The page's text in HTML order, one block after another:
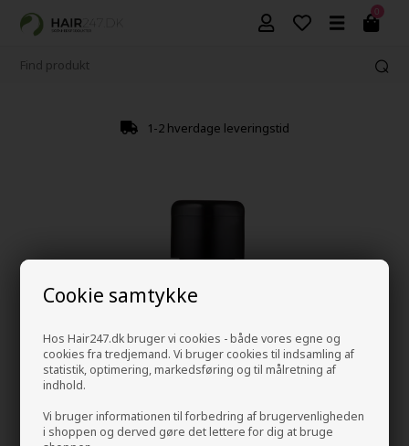
Cookie samtykke
Hos Hair247.dk bruger vi cookies - både vores egne og
cookies fra tredjemand. Vi bruger cookies til indsamling af
statistik, optimering, markedsføring og til målretning af
indhold.
Vi bruger informationen til forbedring af brugervenligheden
i shoppen og derved gøre det lettere for dig at bruge
0
1-2 hverdage leveringstid